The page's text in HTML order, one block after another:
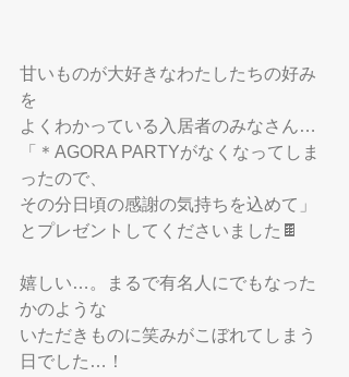
甘いものが大好きなわたしたちの好み
を
よくわかっている入居者のみなさん…
「
＊AGORA PARTYがなくなってしま
ったので、
その分日頃の感謝の気持ちを込めて」
とプレゼントしてくださいました🍫
嬉しい…。まるで有名人にでもなった
かのような
いただきものに笑みがこぼれてしまう
日でした…！